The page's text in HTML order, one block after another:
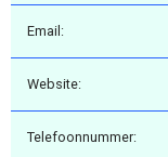
Email:
Website:
Telefoonnummer: